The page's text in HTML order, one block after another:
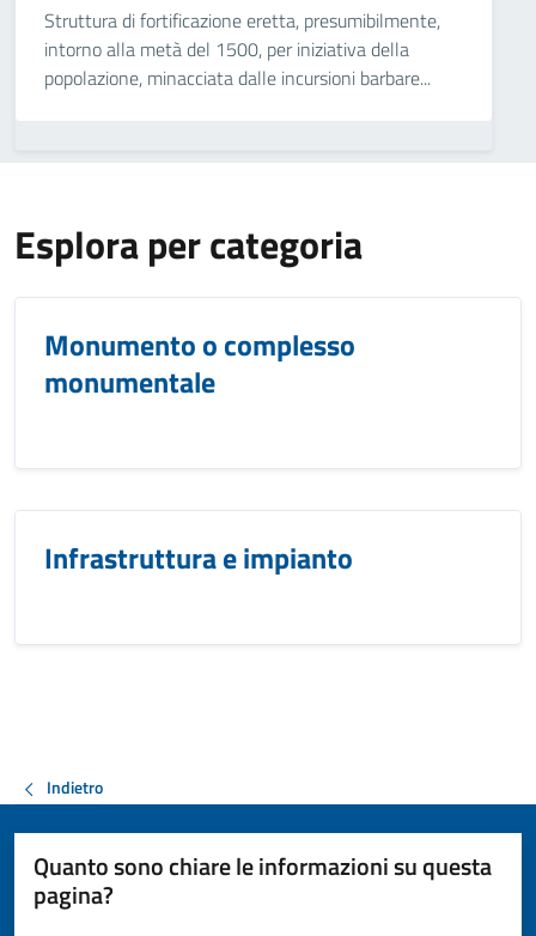
Struttura di fortificazione eretta, presumibilmente,
intorno alla metà del 1500, per iniziativa della
popolazione, minacciata dalle incursioni barbare...
Esplora per categoria
Monumento o complesso
monumentale
Infrastruttura e impianto
Indietro
Quanto sono chiare le informazioni su questa
pagina?